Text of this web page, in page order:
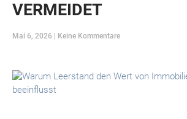
VERMEIDET
Mai 6, 2026 Keine Kommentare